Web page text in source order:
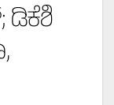
ಡಿಕೆಶಿ